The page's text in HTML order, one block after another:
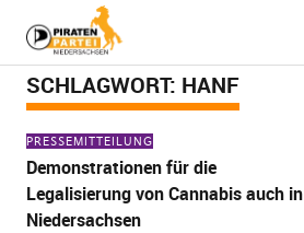
SCHLAGWORT: HANF
PRESSEMITTEILUNG
Demonstrationen für die
Legalisierung von Cannabis auch in
Niedersachsen